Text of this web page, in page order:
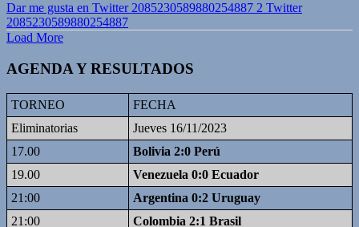
Dar me gusta en Twitter 2085230589880254887 2 Twitter
2085230589880254887
Load More
AGENDA Y RESULTADOS
TORNEO
FECHA
Eliminatorias
Jueves 16/11/2023
17.00
Bolivia 2:0 Perú
19.00
Venezuela 0:0 Ecuador
21:00
Argentina 0:2 Uruguay
21:00
Colombia 2:1 Brasil